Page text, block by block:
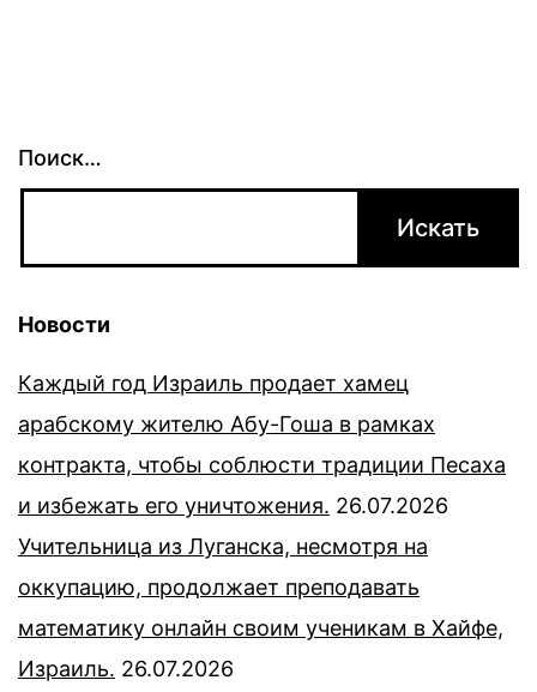
Поиск…
Новости
Каждый год Израиль продает хамец
арабскому жителю Абу-Гоша в рамках
контракта, чтобы соблюсти традиции Песаха
и избежать его уничтожения. 26.07.2026
Учительница из Луганска, несмотря на
оккупацию, продолжает преподавать
математику онлайн своим ученикам в Хайфе,
Израиль. 26.07.2026